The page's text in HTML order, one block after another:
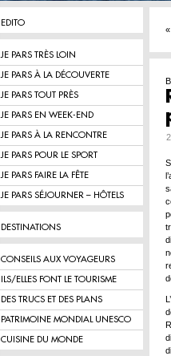
EDITO
JE PARS TRÈS LOIN
JE PARS À LA DÉCOUVERTE
JE PARS TOUT PRÈS
JE PARS EN WEEK-END
JE PARS À LA RENCONTRE
JE PARS POUR LE SPORT
JE PARS FAIRE LA FÊTE
JE PARS SÉJOURNER – HÔTELS
DESTINATIONS
CONSEILS AUX VOYAGEURS
ILS/ELLES FONT LE TOURISME
DES TRUCS ET DES PLANS
PATRIMOINE MONDIAL UNESCO
CUISINE DU MONDE
«